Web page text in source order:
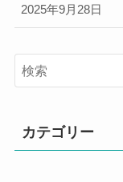
2025年9月28日
カテゴリー